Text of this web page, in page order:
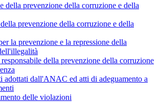
della prevenzione della corruzione e della
prevenzione della corruzione e della
la prevenzione e la repressione della
della prevenzione della corruzione
adottati dall'ANAC ed atti di adeguamento a
delle violazioni